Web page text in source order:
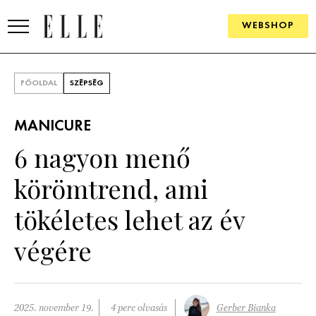
WEBSHOP
SZÉPSÉG
PSZICHÉ
PÁRKAPCSOLAT
FŐOLDAL SZÉPSÉG
MANICURE
6 nagyon menő
körömtrend, ami
tökéletes lehet az év
végére
2025. november 19. 4 perc olvasás Gerber Bianka